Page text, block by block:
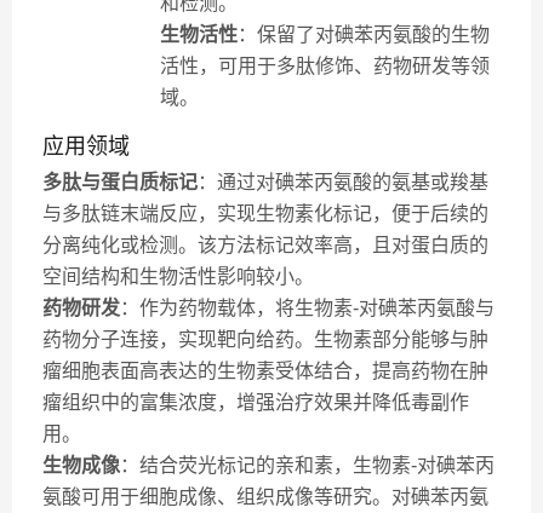
生物活性：保留了对碘苯丙氨酸的生物
活性，可用于多肽修饰、药物研发等领
域。
应用领域
多肽与蛋白质标记：通过对碘苯丙氨酸的氨基或羧基
与多肽链末端反应，实现生物素化标记，便于后续的
分离纯化或检测。该方法标记效率高，且对蛋白质的
空间结构和生物活性影响较小。
药物研发：作为药物载体，将生物素-对碘苯丙氨酸与
药物分子连接，实现靶向给药。生物素部分能够与肿
瘤细胞表面高表达的生物素受体结合，提高药物在肿
瘤组织中的富集浓度，增强治疗效果并降低毒副作
用。
生物成像：结合荧光标记的亲和素，生物素-对碘苯丙
氨酸可用于细胞成像、组织成像等研究。对碘苯丙氨